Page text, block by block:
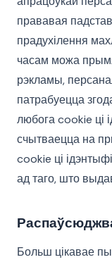
прававая
прадухілення
часам можа
рэкламы,
патрабуецца
любога cookie ці
счытваецца на
cookie ці
ад таго, што
Больш цікавае